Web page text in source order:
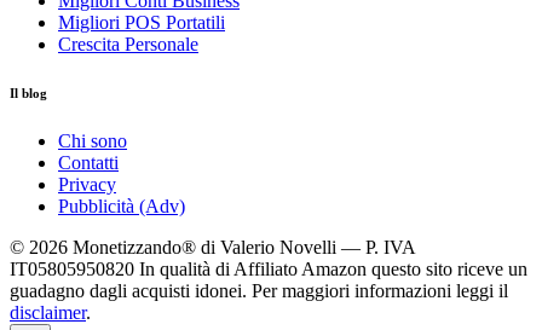
Migliori POS Portatili
Crescita Personale
Il blog
Chi sono
Contatti
Privacy
Pubblicità (Adv)
© 2026 Monetizzando® di Valerio Novelli — P. IVA
IT05805950820 In qualità di Affiliato Amazon questo sito riceve un
guadagno dagli acquisti idonei. Per maggiori informazioni leggi il
disclaimer.